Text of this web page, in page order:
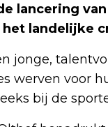
lancering
het landelijke
jonge,
werven voor
bij de